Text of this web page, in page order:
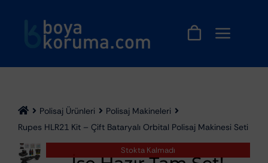
Polisaj Ürünleri
Polisaj Makineleri
Rupes HLR21 Kit – Çift Bataryalı Orbital Polisaj Makinesi Seti
Stokta Kalmadı